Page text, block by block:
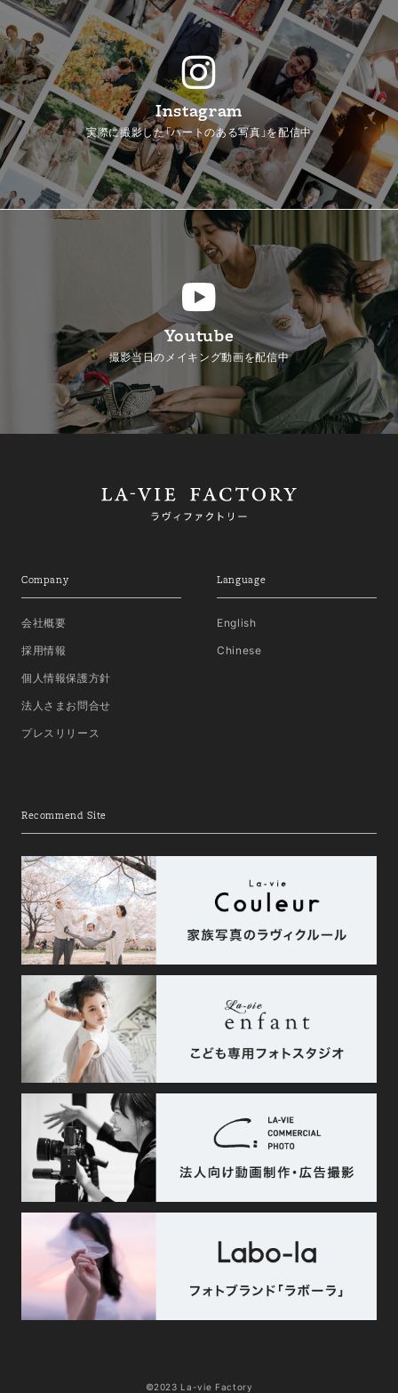
Instagram
実際に撮影した「ハートのある写真」を配信中
Youtube
撮影当日のメイキング動画を配信中
Company
会社概要
採用情報
個人情報保護方針
法人さまお問合せ
プレスリリース
Language
English
Chinese
Recommend Site
©2023 La-vie Factory